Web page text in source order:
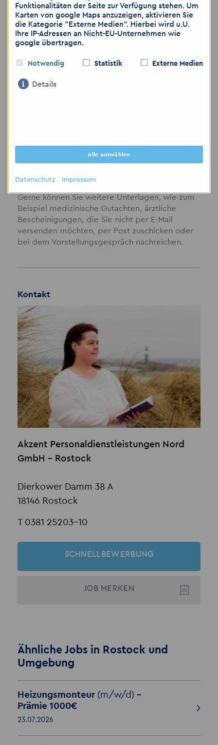
Rex Madrian
Gesellschaft mit beschränkter Haftung
Sitz: Berlin
über E-Mail als unsicher eingestuft wird. Bitte
achten Sie darauf, dass Sie lediglich dann
Bewerbungsunterlagen per E-Mail zusenden,
Gerne können Sie weitere Unterlagen, wie zum
Beispiel medizinische Gutachten, ärztliche
Bescheinigungen, die Sie nicht per E-Mail
versenden möchten, per Post zuschicken oder
bei dem Vorstellungsgespräch nachreichen.
Kontakt
Akzent Personaldienstleistungen Nord
GmbH - Rostock
Dierkower Damm 38 A
18146 Rostock
T 0381 25203-10
SCHNELLBEWERBUNG
JOB MERKEN
Ähnliche Jobs in Rostock und
Umgebung
Heizungsmonteur (m/w/d) -
Prämie 1000€
23.07.2026
Funktionalitäten der Seite zur Verfügung stehen. Um
Karten von google Maps anzuzeigen, aktivieren Sie
die Kategorie "Externe Medien". Hierbei wird u.U.
Ihre IP-Adressen an Nicht-EU-Unternehmen wie
google übertragen.
Notwendig Statistik Externe Medien
Details
Alle auswählen
Datenschutz Impressum